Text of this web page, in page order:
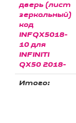
дверь (лист
зеркальный)
код
INFQX5018-
10 для
INFINITI
QX50 2018-
Итого: